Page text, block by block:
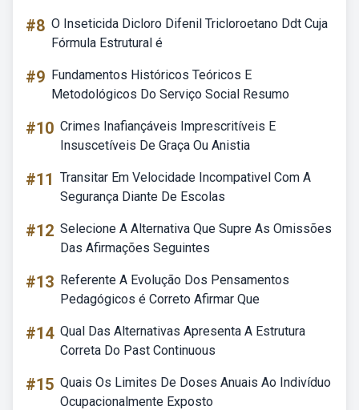
#8 O Inseticida Dicloro Difenil Tricloroetano Ddt Cuja
Fórmula Estrutural é
#9 Fundamentos Históricos Teóricos E
Metodológicos Do Serviço Social Resumo
#10 Crimes Inafiançáveis Imprescritíveis E
Insuscetíveis De Graça Ou Anistia
#11 Transitar Em Velocidade Incompativel Com A
Segurança Diante De Escolas
#12 Selecione A Alternativa Que Supre As Omissões
Das Afirmações Seguintes
#13 Referente A Evolução Dos Pensamentos
Pedagógicos é Correto Afirmar Que
#14 Qual Das Alternativas Apresenta A Estrutura
Correta Do Past Continuous
#15 Quais Os Limites De Doses Anuais Ao Indivíduo
Ocupacionalmente Exposto